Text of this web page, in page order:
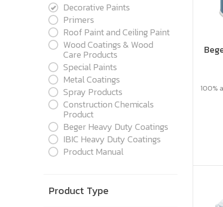
Decorative Paints
Primers
Roof Paint and Ceiling Paint
Wood Coatings & Wood
Care Products
Special Paints
Metal Coatings
Spray Products
Construction Chemicals
Product
Beger Heavy Duty Coatings
IBIC Heavy Duty Coatings
Product Manual
Product Type
100%